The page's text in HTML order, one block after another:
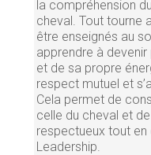
la compréhension
cheval. Tout tourne
être enseignés au
apprendre à
et de sa propre
respect mutuel et
Cela permet de
celle du cheval et
respectueux tout
Leadership.